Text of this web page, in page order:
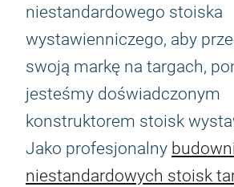
niestandardowego stoiska
wystawienniczego, aby
swoją markę na targach,
jesteśmy doświadczonym
konstruktorem stoisk
Jako profesjonalny
niestandardowych stoisk